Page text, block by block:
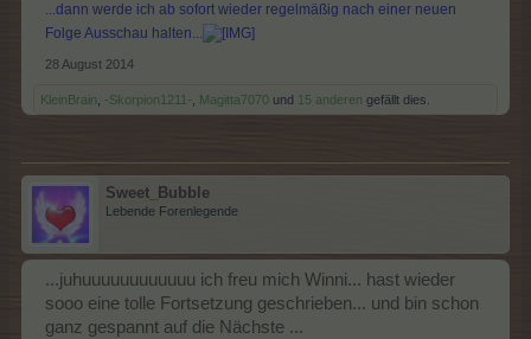
...dann werde ich ab sofort wieder regelmäßig nach einer neuen
Folge Ausschau halten...
28 August 2014
KleinBrain -Skorpion1211- Magitta7070 und 15 anderen gefällt dies.
Sweet_Bubble
Lebende Forenlegende
...juhuuuuuuuuuuuu ich freu mich Winni... hast wieder
sooo eine tolle Fortsetzung geschrieben... und bin schon
ganz gespannt auf die Nächste ...